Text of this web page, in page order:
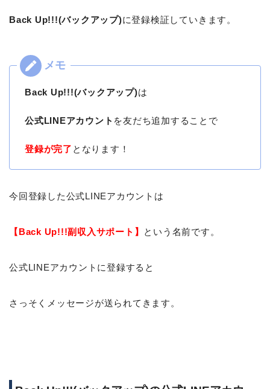
Back Up!!!(バックアップ)に登録検証していきます。
Back Up!!!(バックアップ)は
公式LINEアカウント を友だち追加することで
登録が完了 となります！
今回登録した公式LINEアカウントは
【Back Up!!!副収入サポート】 という名前です。
公式LINEアカウントに登録すると
さっそくメッセージが送られてきます。